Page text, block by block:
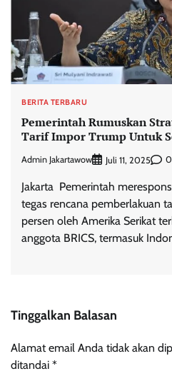
BERITA TERBARU
Pemerintah Rumuskan
Tarif Impor Trump Untuk
Admin Jakartawow Juli 11, 2025 0
Jakarta  Pemerintah
tegas rencana pemberlakuan
persen oleh Amerika Serikat
anggota BRICS, termasuk
Tinggalkan Balasan
Alamat email Anda tidak akan
ditandai *